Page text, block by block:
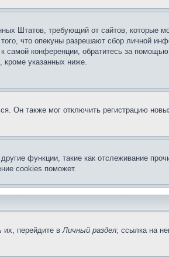
Штатов, требующий от сайтов, которые
что опекуны разрешают сбор личной
конференции, обратитесь за помощью
кроме указанных ниже.
Он также мог отключить регистрацию
функции, такие как отслеживание
cookies поможет.
их, перейдите вЛичный раздел; ссылка на